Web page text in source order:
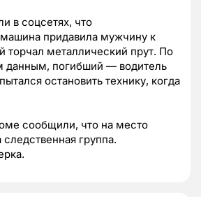
в соцсетях, что
машина придавила мужчину к
торчал металлический прут. По
данным, погибший — водитель
остановить технику, когда
сообщили, что на место
группа.